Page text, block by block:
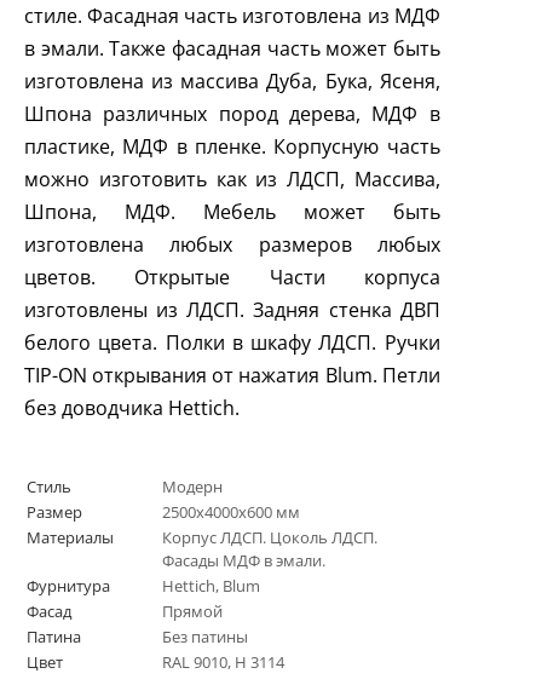
стиле. Фасадная часть изготовлена из МДФ
в эмали. Также фасадная часть может быть
изготовлена из массива Дуба, Бука, Ясеня,
Шпона различных пород дерева, МДФ в
пластике, МДФ в пленке. Корпусную часть
можно изготовить как из ЛДСП, Массива,
Шпона, МДФ. Мебель может быть
изготовлена любых размеров любых
цветов. Открытые Части корпуса
изготовлены из ЛДСП. Задняя стенка ДВП
белого цвета. Полки в шкафу ЛДСП. Ручки
TIP-ON открывания от нажатия Blum. Петли
без доводчика Hettich.
Стиль
Модерн
Размер
2500х4000х600 мм
Материалы
Корпус ЛДСП. Цоколь ЛДСП.
Фасады МДФ в эмали.
Фурнитура
Hettich, Blum
Фасад
Прямой
Патина
Без патины
Цвет
RAL 9010, H 3114